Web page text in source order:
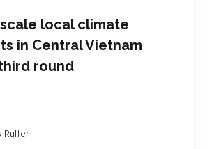
local climate
in Central Vietnam
round
Rüffer